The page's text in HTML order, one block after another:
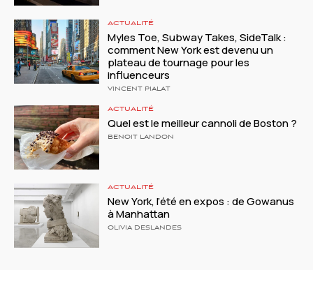
ACTUALITÉ
Myles Toe, Subway Takes, SideTalk :
comment New York est devenu un
plateau de tournage pour les
influenceurs
VINCENT PIALAT
ACTUALITÉ
Quel est le meilleur cannoli de Boston ?
BENOIT LANDON
ACTUALITÉ
New York, l’été en expos : de Gowanus
à Manhattan
OLIVIA DESLANDES